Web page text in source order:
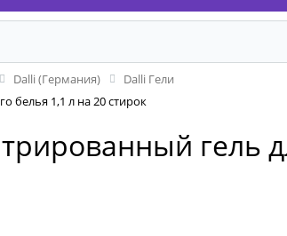
Dalli (Германия)
Dalli Гели
белья 1,1 л на 20 стирок
гель